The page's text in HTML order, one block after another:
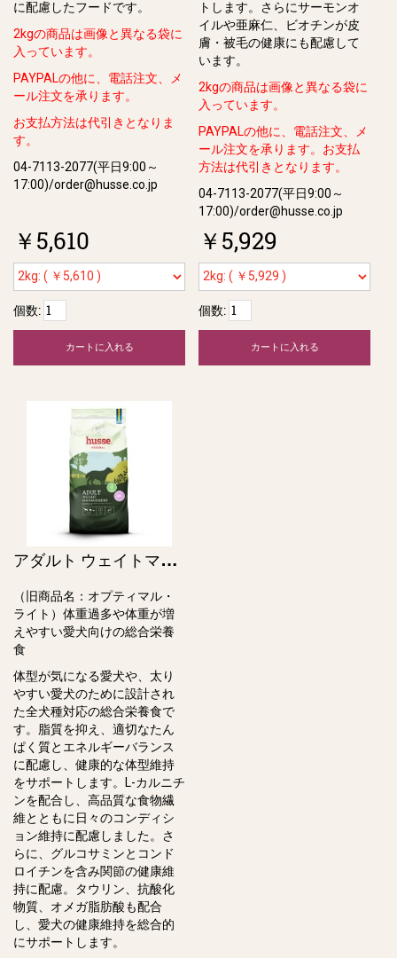
に配慮したフードです。
2kgの商品は画像と異なる袋に
入っています。
PAYPALの他に、電話注文、メ
ール注文を承ります。
お支払方法は代引きとなりま
す。
04-7113-2077(平日9:00～
17:00)/order@husse.co.jp
￥5,610
個数:
カートに入れる
トします。さらにサーモンオ
イルや亜⿇仁、ビオチンが⽪
膚・被⽑の健康にも配慮して
います。
2kgの商品は画像と異なる袋に
入っています。
PAYPALの他に、電話注文、メ
ール注文を承ります。お支払
方法は代引きとなります。
04-7113-2077(平日9:00～
17:00)/order@husse.co.jp
￥5,929
個数:
カートに入れる
ア
ダルト ウェイトマネジメント / Adult Weight Management（旧オプティマル・ライト）
（旧商品名：オプティマル・
ライト）体重過多や体重が増
えやすい愛犬向けの総合栄養
⾷
体型が気になる愛犬や、太り
やすい愛⽝のために設計され
た全⽝種対応の総合栄養⾷で
す。脂質を抑え、適切なたん
ぱく質とエネルギーバランス
に配慮し、健康的な体型維持
をサポートします。L-カルニチ
ンを配合し、⾼品質な⾷物繊
維とともに⽇々のコンディシ
ョン維持に配慮しました。さ
らに、グルコサミンとコンド
ロイチンを含み関節の健康維
持に配慮。タウリン、抗酸化
物質、オメガ脂肪酸も配合
し、愛⽝の健康維持を総合的
にサポートします。